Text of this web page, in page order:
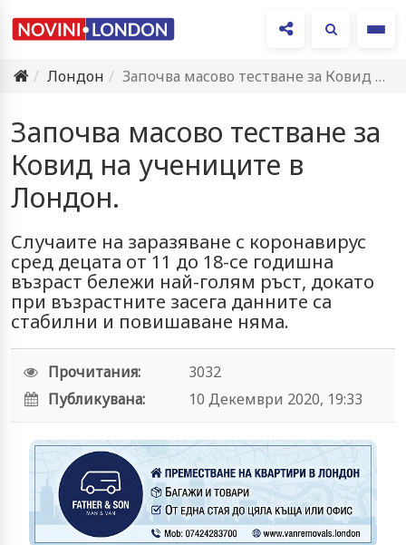
Лондон
Започва масово тестване за Ковид на учениците в Лондон.
Започва масово тестване за
Ковид на учениците в
Лондон.
Случаите на заразяване с коронавирус
сред децата от 11 до 18-се годишна
възраст бележи най-голям ръст, докато
при възрастните засега данните са
стабилни и повишаване няма.
Прочитания:
3032
Публикувана:
10 Декември 2020, 19:33